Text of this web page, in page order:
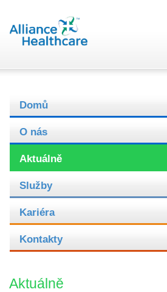
Domů
O nás
Aktuálně
Služby
Kariéra
Kontakty
Aktuálně